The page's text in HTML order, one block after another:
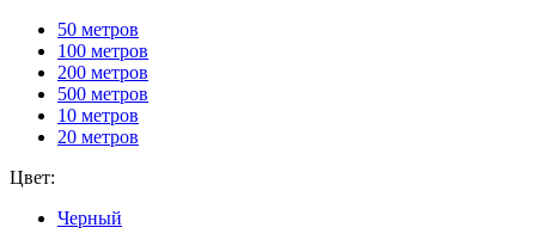
50 метров
100 метров
200 метров
500 метров
10 метров
20 метров
Цвет:
Черный